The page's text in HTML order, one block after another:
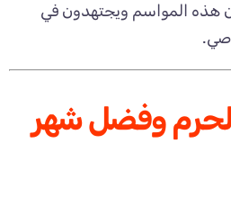
هذه المواسم ويجتهدون في
وفضل شهر